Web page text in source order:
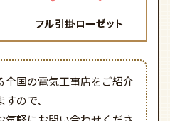
全国の電気工事店をご紹介
ので、